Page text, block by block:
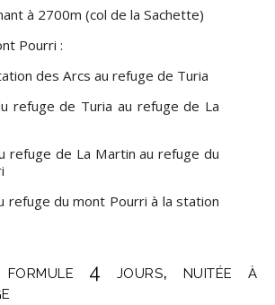
à 2700m (col de la Sachette)
Pourri :
des Arcs au refuge de Turia
refuge de Turia au refuge de La
refuge de La Martin au refuge du
refuge du mont Pourri à la station
4 jours, nuitée à